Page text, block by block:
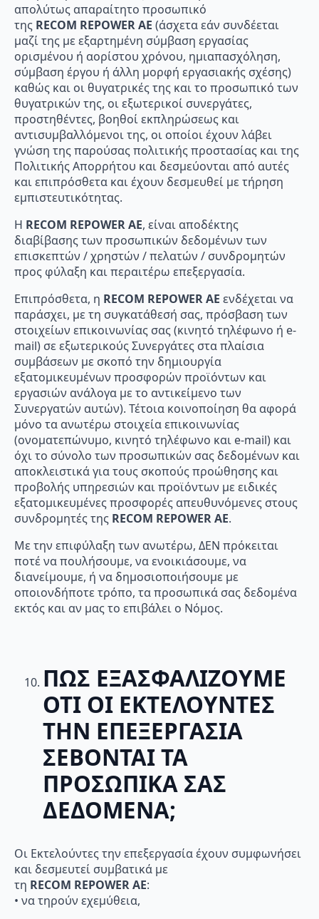
απολύτως απαραίτητο προσωπικό
της RECOM REPOWERAE (άσχετα εάν συνδέεται
μαζί της με εξαρτημένη σύμβαση εργασίας
ορισμένου ή αορίστου χρόνου, ημιαπασχόληση,
σύμβαση έργου ή άλλη μορφή εργασιακής σχέσης)
καθώς και οι θυγατρικές της και το προσωπικό των
θυγατρικών της, οι εξωτερικοί συνεργάτες,
προστηθέντες, βοηθοί εκπληρώσεως και
αντισυμβαλλόμενοι της, οι οποίοι έχουν λάβει
γνώση της παρούσας πολιτικής προστασίας και της
Πολιτικής Απορρήτου και δεσμεύονται από αυτές
και επιπρόσθετα και έχουν δεσμευθεί με τήρηση
εμπιστευτικότητας.
Η RECOM REPOWERAE, είναι αποδέκτης
διαβίβασης των προσωπικών δεδομένων των
επισκεπτών / χρηστών / πελατών / συνδρομητών
προς φύλαξη και περαιτέρω επεξεργασία.
Επιπρόσθετα, η RECOM REPOWERAE ενδέχεται να
παράσχει, με τη συγκατάθεσή σας, πρόσβαση των
στοιχείων επικοινωνίας σας (κινητό τηλέφωνο ή e-
mail) σε εξωτερικούς Συνεργάτες στα πλαίσια
συμβάσεων με σκοπό την δημιουργία
εξατομικευμένων προσφορών προϊόντων και
εργασιών ανάλογα με το αντικείμενο των
Συνεργατών αυτών). Τέτοια κοινοποίηση θα αφορά
μόνο τα ανωτέρω στοιχεία επικοινωνίας
(ονοματεπώνυμο, κινητό τηλέφωνο και e-mail) και
όχι το σύνολο των προσωπικών σας δεδομένων και
αποκλειστικά για τους σκοπούς προώθησης και
προβολής υπηρεσιών και προϊόντων με ειδικές
εξατομικευμένες προσφορές απευθυνόμενες στους
συνδρομητές της RECOM REPOWERAE.
Με την επιφύλαξη των ανωτέρω, ΔΕΝ πρόκειται
ποτέ να πουλήσουμε, να ενοικιάσουμε, να
διανείμουμε, ή να δημοσιοποιήσουμε με
οποιονδήποτε τρόπο, τα προσωπικά σας δεδομένα
εκτός και αν μας το επιβάλει ο Νόμος.
ΠΩΣ ΕΞΑΣΦΑΛΙΖΟΥΜΕ
ΟΤΙ ΟΙ ΕΚΤΕΛΟΥΝΤΕΣ
ΤΗΝ ΕΠΕΞΕΡΓΑΣΙΑ
ΣΕΒΟΝΤΑΙ ΤΑ
ΠΡΟΣΩΠΙΚΑ ΣΑΣ
ΔΕΔΟΜΕΝΑ;
Οι Εκτελούντες την επεξεργασία έχουν συμφωνήσει
και δεσμευτεί συμβατικά με
τη RECOM REPOWERAE:
• να τηρούν εχεμύθεια,